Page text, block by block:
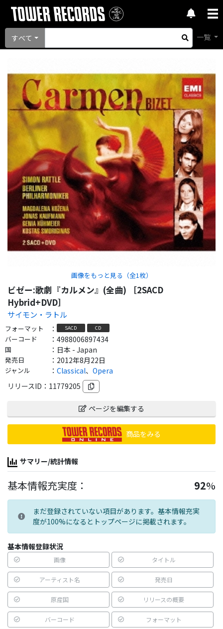
すべて 一覧
画像をもっと見る（全1 枚）
ビゼー:歌劇『カルメン』(全曲) ［2SACD
Hybrid+DVD］
サイモン・ラトル
フォーマット ： SACD CD
バーコード ： 4988006897434
国 ： 日本 - Japan
発売日 ： 2012年8月22日
ジャンル ： Classical、 Opera
リリースID： 11779205
ページを編集する
商品をみる
サマリー/統計情報
基本情報充実度： 92%
まだ登録されていない項目があります。基本情報充実
度が100%になるとトップページに掲載されます。
基本情報登録状況
画像 タイトル
アーティスト名 発売日
原産国 リリースの概要
バーコード フォーマット